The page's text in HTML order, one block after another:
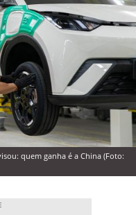
quem ganha é a China (Foto: